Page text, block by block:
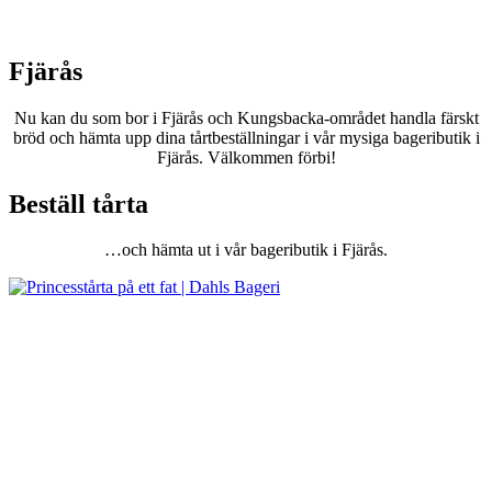
Fjärås
Nu kan du som bor i Fjärås och Kungsbacka-området handla färskt
bröd och hämta upp dina tårtbeställningar i vår mysiga bageributik i
Fjärås. Välkommen förbi!
Beställ tårta
…och hämta ut i vår bageributik i Fjärås.